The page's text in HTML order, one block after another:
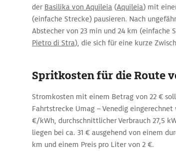
der Basilika von Aquileia (Aquileia) mit
(einfache Strecke) pausieren. Nach
Abstecher von 23 min und 24 km (einfache
Pietro di Stra), die sich für eine kurze
Spritkosten für die Route
Stromkosten mit einem Betrag von 22 €
Fahrtstrecke Umag – Venedig
€/kWh, durchschnittlicher Verbrauch 27,5
liegen bei ca. 31 € ausgehend von einem
km und einem Preis pro Liter von 2 €.